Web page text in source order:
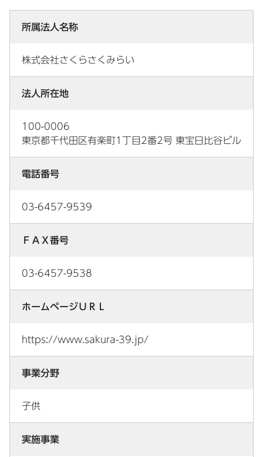
所属法人名称
株式会社さくらさくみらい
法人所在地
100-0006
東京都千代田区有楽町1丁目2番2号 東宝日比谷ビル
電話番号
03-6457-9539
ＦＡＸ番号
03-6457-9538
ホームページＵＲＬ
https://www.sakura-39.jp/
事業分野
子供
実施事業